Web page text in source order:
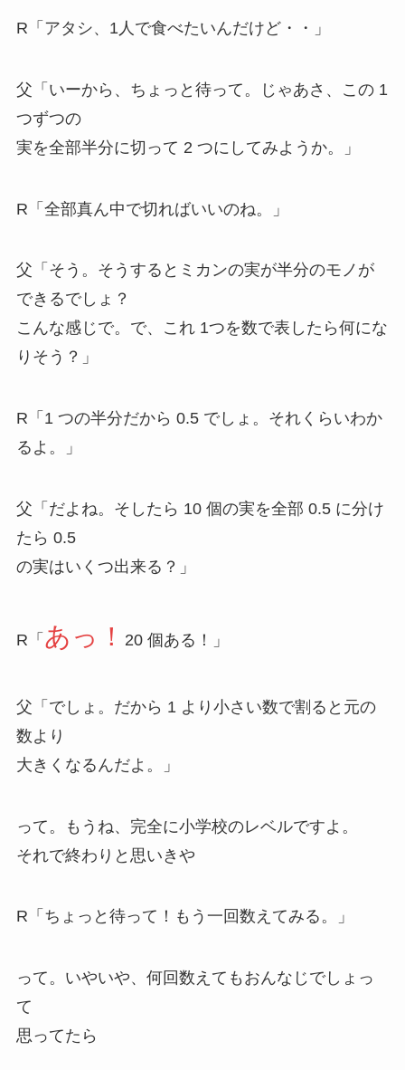
R「アタシ、1人で食べたいんだけど・・」
父「いーから、ちょっと待って。じゃあさ、この 1
つずつの
実を全部半分に切って 2 つにしてみようか。」
R「全部真ん中で切ればいいのね。」
父「そう。そうするとミカンの実が半分のモノが
できるでしょ？
こんな感じで。で、これ 1つを数で表したら何にな
りそう？」
R「1 つの半分だから 0.5 でしょ。それくらいわか
るよ。」
父「だよね。そしたら 10 個の実を全部 0.5 に分け
たら 0.5
の実はいくつ出来る？」
R「 あっ！ 20 個ある！」
父「でしょ。だから 1 より小さい数で割ると元の
数より
大きくなるんだよ。」
って。もうね、完全に小学校のレベルですよ。
それで終わりと思いきや
R「ちょっと待って！ もう一回数えてみる。」
って。いやいや、何回数えてもおんなじでしょっ
て
思ってたら